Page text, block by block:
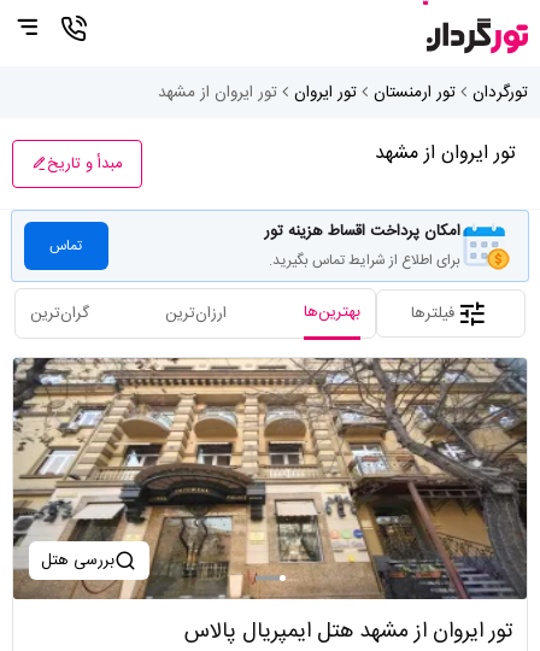
تورگردان تور ارمنستان تور ایروان تور ایروان از مشهد
تور ایروان از مشهد مبدأ و تاریخ
امکان پرداخت اقساط هزینه تور
برای اطلاع از شرایط تماس بگیرید.
تماس
فیلترها بهترین‌ها ارزان‌ترین گران‌ترین
بررسی هتل
تور ایروان از مشهد هتل ایمپریال پالاس